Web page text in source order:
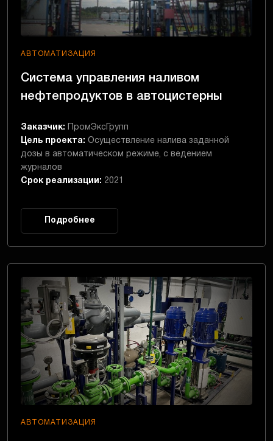
АВТОМАТИЗАЦИЯ
Система управления наливом
нефтепродуктов в автоцистерны
Заказчик: ПромЭксГрупп
Цель проекта: Осуществление налива заданной
дозы в автоматическом режиме, с ведением
журналов
Срок реализации: 2021
Подробнее
АВТОМАТИЗАЦИЯ